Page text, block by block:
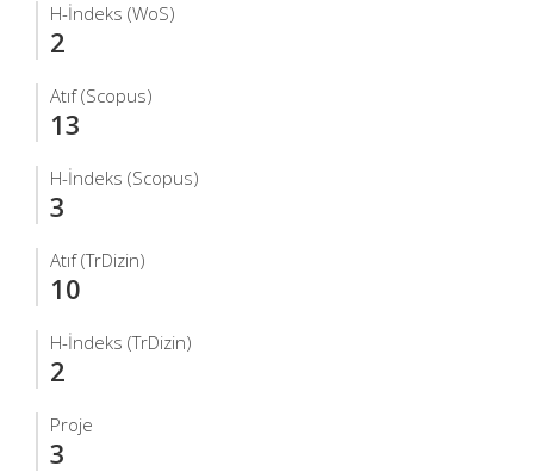
H-İndeks (WoS)
2
Atıf (Scopus)
13
H-İndeks (Scopus)
3
Atıf (TrDizin)
10
H-İndeks (TrDizin)
2
Proje
3